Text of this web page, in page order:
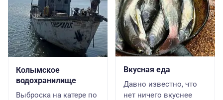
Колымское
водохранилище
Выброска на катере по
Вкусная еда
Давно известно, что
нет ничего вкуснее